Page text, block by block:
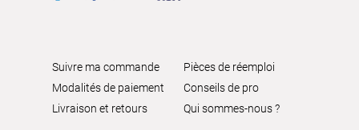
Suivre ma commande
Modalités de paiement
Livraison et retours
Pièces de réemploi
Conseils de pro
Qui sommes-nous ?